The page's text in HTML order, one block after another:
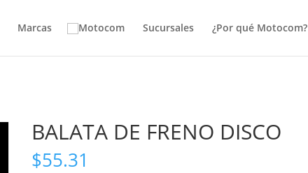
Marcas Sucursales ¿Por qué Motocom?
BALATA DE FRENO DISCO
$55.31